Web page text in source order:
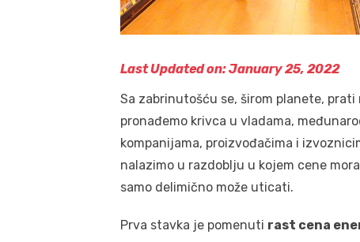
Last Updated on: January 25, 2022
Sa zabrinutošću se, širom planete,
pronađemo krivca u vladama,
kompanijama, proizvođačima i
nalazimo u razdoblju u kojem cene
samo delimično može uticati.
Prva stavka je pomenuti rast cena